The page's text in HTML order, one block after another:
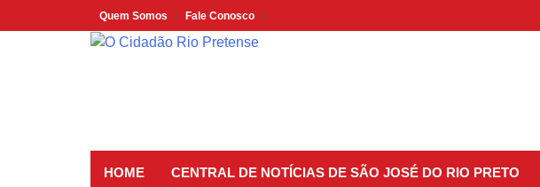
to
Quem Somos Fale Conosco
HOME CENTRAL DE NOTÍCIAS DE SÃO JOSÉ DO RIO PRETO